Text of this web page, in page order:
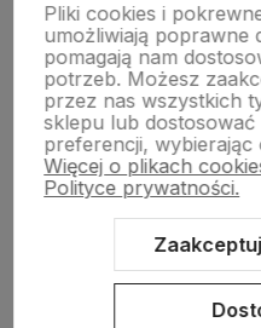
NASZA SELEKCJA
POMOC
KONTO
Sklep internetowy Shoper.pl
Pliki cookies i
umożliwiają poprawne
pomagają nam
potrzeb. Możesz
przez nas wszystkich
sklepu lub
preferencji,
Więcej o plikach
Polityce prywatności.